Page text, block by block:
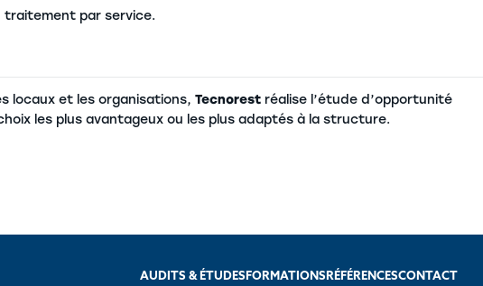
par service.
locaux et les organisations, Tecnorestréalise l’étude d’opportunité
les plus avantageux ou les plus adaptés à la structure.
AUDITS & ÉTUDES FORMATIONS RÉFÉRENCESCONTACT